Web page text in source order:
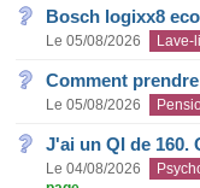
Bosch logixx8
Le 05/08/2026 Lave-
Comment
Le 05/08/2026
J'ai un QI de 160.
Le 04/08/2026